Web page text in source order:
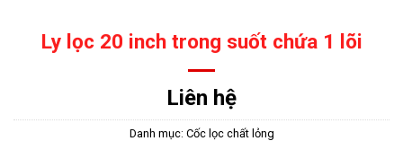
Ly lọc 20 inch trong suốt chứa 1 lõi
Liên hệ
Danh mục: Cốc lọc chất lỏng